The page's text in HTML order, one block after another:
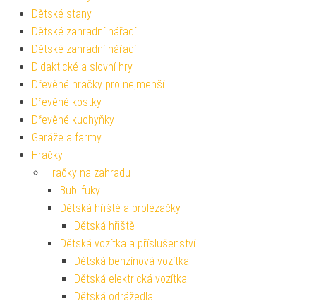
Dětské stany
Dětské zahradní nářadí
Dětské zahradní nářadí
Didaktické a slovní hry
Dřevěné hračky pro nejmenší
Dřevěné kostky
Dřevěné kuchyňky
Garáže a farmy
Hračky
Hračky na zahradu
Bublifuky
Dětská hřiště a prolézačky
Dětská hřiště
Dětská vozítka a příslušenství
Dětská benzínová vozítka
Dětská elektrická vozítka
Dětská odrážedla